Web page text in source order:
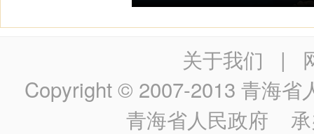
关于我们 |
Copyright © 2007-2013 青海省
青海省人民政府 承